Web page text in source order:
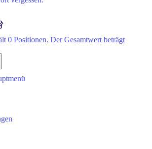
0 Positionen. Der Gesamtwert beträgt